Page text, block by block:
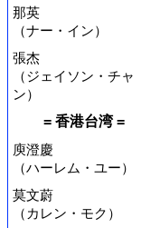
那英
（ナー・イン）
張杰
（ジェイソン・チャ
ン）
= 香港台湾 =
庾澄慶
（ハーレム・ユー）
莫文蔚
（カレン・モク）